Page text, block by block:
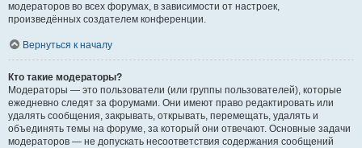
модераторов во всех форумах, в зависимости от настроек,
произведённых создателем конференции.
Вернуться к началу
Кто такие модераторы?
Модераторы — это пользователи (или группы пользователей), которые
ежедневно следят за форумами. Они имеют право редактировать или
удалять сообщения, закрывать, открывать, перемещать, удалять и
объединять темы на форуме, за который они отвечают. Основные задачи
модераторов — не допускать несоответствия содержания сообщений